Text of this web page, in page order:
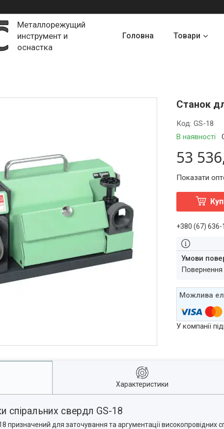
Металлорежущий
инструмент и
оснастка
Головна Товари
Станок
В наявності
Код:GS-18
53
Показати
+380 (67) 636-
У компанії
Характеристики
спіральних свердл GS-18
призначений для заточування та аргументації високопровідних